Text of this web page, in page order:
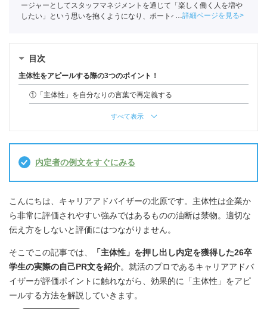
ージャーとしてスタッフマネジメントを通じて「楽しく働く人を増や
したい」という思いを抱くようになり、ポートへ転職。現在はキャリ
詳細ページを見る
目次
主体性をアピールする際の3つのポイント！
①「主体性」を自分なりの言葉で再定義する
すべて表示
内定者の例文をすぐにみる
こんにちは、キャリアアドバイザーの北原です。主体性は企業か
ら非常に評価されやすい強みではあるものの油断は禁物。適切な
伝え方をしないと評価にはつながりません。
そこでこの記事では、
「主体性」を押し出し内定を獲得した26卒
学生の実際の自己PR文を紹介。就活のプロであるキャリアアドバ
イザーが評価ポイントに触れながら、効果的に「主体性」をアピ
ールする方法を解説していきます。